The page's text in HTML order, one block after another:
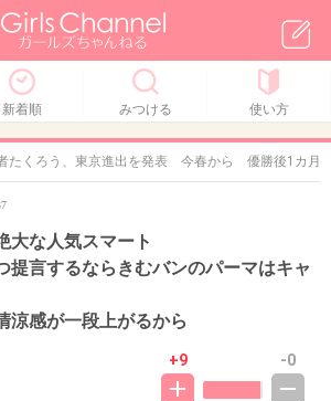
新着順 みつける 使い方
たくろう、東京進出を発表 今春から 優勝後1カ月
大な人気スマート
提言するならきむバンのパーマはキャ
涼感が一段上がるから
+9 -0